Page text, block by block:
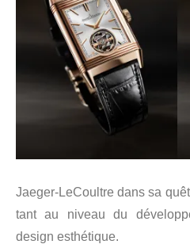
Jaeger-LeCoultre dans sa
tant au niveau du
design esthétique.